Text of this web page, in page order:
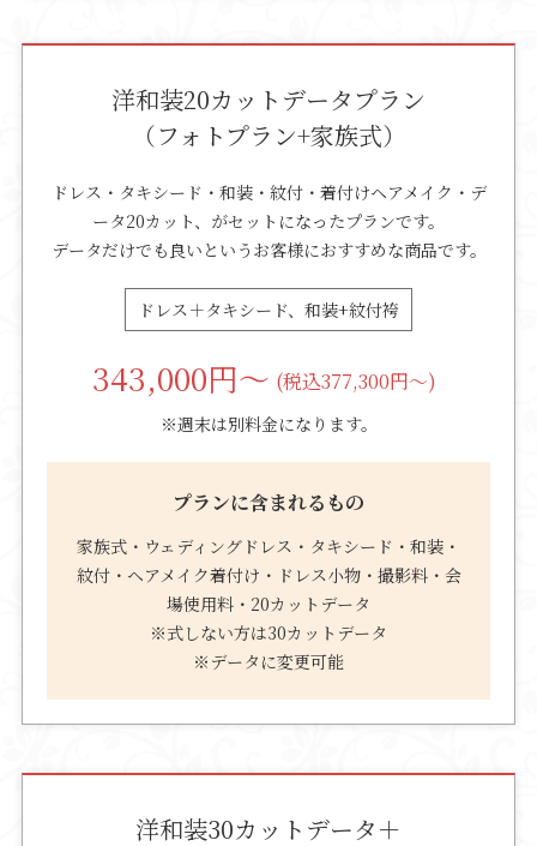
洋和装20カットデータプラン
（フォトプラン+家族式）
ドレス・タキシード・和装・紋付・着付けヘアメイク・デ
ータ20カット、がセットになったプランです。
データだけでも良いというお客様におすすめな商品です。
ドレス＋タキシード、和装+紋付袴
343,000円～ (税込377,300円～)
※週末は別料金になります。
プランに含まれるもの
家族式・ウェディングドレス・タキシード・和装・
紋付・ヘアメイク着付け・ドレス小物・撮影料・会
場使用料・20カットデータ
※式しない方は30カットデータ
※データに変更可能
洋和装30カットデータ＋